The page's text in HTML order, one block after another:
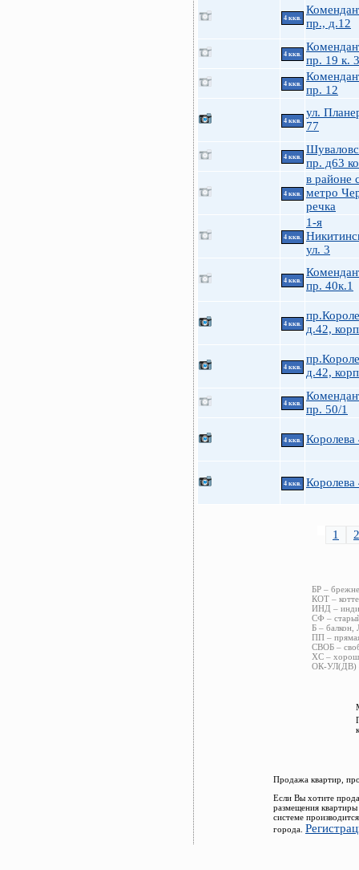
4 ккв.
пр., д.12
4 ккв.
пр. 19 к. 3
4 ккв.
пр. 12
4 ккв.
ул.
77
4 ккв.
пр. д63
4 ккв.
в районе
метро
речка
4 ккв.
1-я
ул. 3
4 ккв.
пр. 40к.1
4 ккв.
д.42,
4 ккв.
д.42,
4 ккв.
пр. 50/1
4 ккв. Королева
4 ккв. Королева
1 2
БР –
КОТ –
ИНД –
СФ –
Б – балкон,
ПП –
СВОБ –
ХС –
ОК-УЛ(ДВ)
Продажа квартир,
Если Вы хотите
размещения
системе
города.